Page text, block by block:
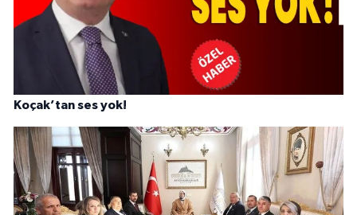
Koçak’tan ses yok!